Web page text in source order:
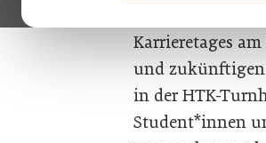
Karrieretages
und
in der HTK-
Student*innen